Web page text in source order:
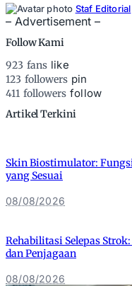
Posted
by
Staf Editorial
– Advertisement –
Follow Kami
923 fans like
123 followers pin
411 followers follow
Artikel Terkini
Skin Biostimulator:
yang Sesuai
08/08/2026
Rehabilitasi Selepas
dan Penjagaan
08/08/2026